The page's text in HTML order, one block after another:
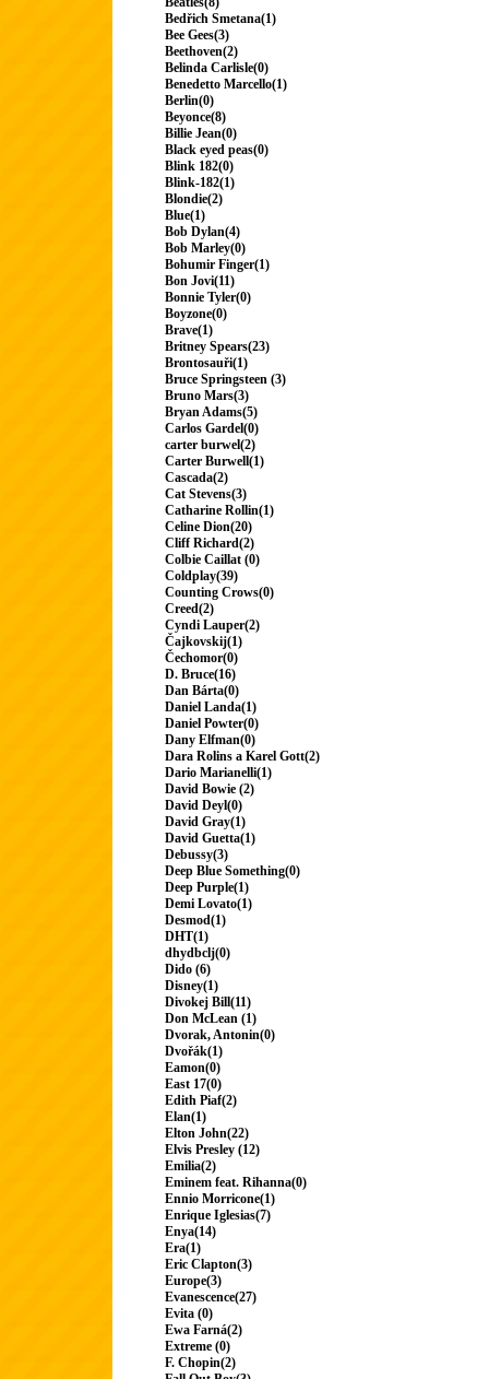
Bedřich Smetana(1)
Bee Gees(3)
Beethoven(2)
Belinda Carlisle(0)
Benedetto Marcello(1)
Berlin(0)
Beyonce(8)
Billie Jean(0)
Black eyed peas(0)
Blink 182(0)
Blink-182(1)
Blondie(2)
Blue(1)
Bob Dylan(4)
Bob Marley(0)
Bohumir Finger(1)
Bon Jovi(11)
Bonnie Tyler(0)
Boyzone(0)
Brave(1)
Britney Spears(23)
Brontosauři(1)
Bruce Springsteen (3)
Bruno Mars(3)
Bryan Adams(5)
Carlos Gardel(0)
carter burwel(2)
Carter Burwell(1)
Cascada(2)
Cat Stevens(3)
Catharine Rollin(1)
Celine Dion(20)
Cliff Richard(2)
Colbie Caillat (0)
Coldplay(39)
Counting Crows(0)
Creed(2)
Cyndi Lauper(2)
Čajkovskij(1)
Čechomor(0)
D. Bruce(16)
Dan Bárta(0)
Daniel Landa(1)
Daniel Powter(0)
Dany Elfman(0)
Dara Rolins a Karel Gott(2)
Dario Marianelli(1)
David Bowie (2)
David Deyl(0)
David Gray(1)
David Guetta(1)
Debussy(3)
Deep Blue Something(0)
Deep Purple(1)
Demi Lovato(1)
Desmod(1)
DHT(1)
dhydbclj(0)
Dido (6)
Disney(1)
Divokej Bill(11)
Don McLean (1)
Dvorak, Antonin(0)
Dvořák(1)
Eamon(0)
East 17(0)
Edith Piaf(2)
Elan(1)
Elton John(22)
Elvis Presley (12)
Emilia(2)
Eminem feat. Rihanna(0)
Ennio Morricone(1)
Enrique Iglesias(7)
Enya(14)
Era(1)
Eric Clapton(3)
Europe(3)
Evanescence(27)
Evita (0)
Ewa Farná(2)
Extreme (0)
F. Chopin(2)